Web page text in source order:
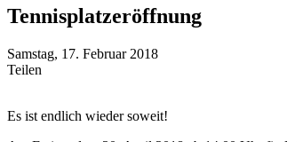
Tennisplatzeröffnung
Samstag, 17. Februar 2018
Teilen
Es ist endlich wieder soweit!